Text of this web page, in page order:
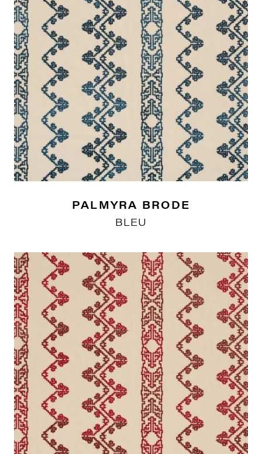
PALMYRA BRODE
BLEU